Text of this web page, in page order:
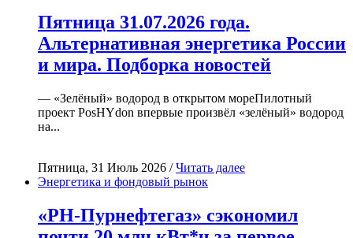
Пятница 31.07.2026 года.
Альтернативная энергетика России
и мира. Подборка новостей
— «Зелёный» водород в открытом мореПилотный
проект PosHYdon впервые произвёл «зелёный» водород
на...
Пятница, 31 Июль 2026 /Читать далее
Энергетика и фондовый рынок
«РН-Пурнефтегаз» сэкономил